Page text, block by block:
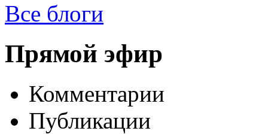
Все блоги
Прямой эфир
Комментарии
Публикации